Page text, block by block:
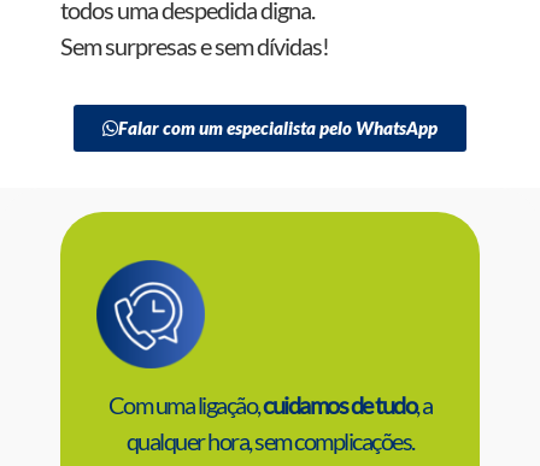
todos uma despedida digna.
Sem surpresas e sem dívidas!
Falar com um especialista pelo WhatsApp
Com uma ligação,cuidamos de tudo, a
qualquer hora, sem complicações.